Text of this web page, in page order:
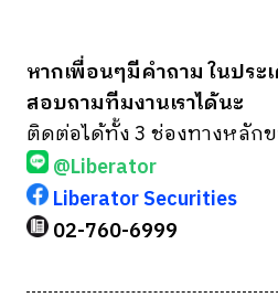
หากเพื่อนๆมีคำถาม ในประ
สอบถามทีมงานเราได้นะ
ติดต่อได้ทั้ง 3 ช่องทางหลักข
@Liberator
Liberator Securities
02-760-6999